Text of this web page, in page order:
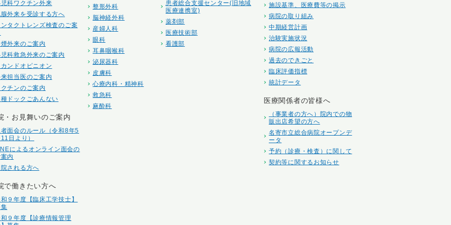
科ワクチン外来
外来を受診する方へ
タクトレンズ検査のご案
外来のご案内
科救急外来のご案内
ンドオピニオン
担当医のご案内
チンのご案内
ドックごあんない
・お見舞いのご案内
面会のルール（令和8年5
日より）
によるオンライン面会の
内
される方へ
で働きたい方へ
９年度【臨床工学技士】
９年度【診療情報管理
整形外科
脳神経外科
産婦人科
眼科
耳鼻咽喉科
泌尿器科
皮膚科
心療内科・精神科
救急科
麻酔科
患者総合支援センター(旧地域
医療連携室)
薬剤部
医療技術部
看護部
施設基準、医療費等の掲示
病院の取り組み
中期経営計画
治験実施状況
病院の広報活動
過去のできごと
臨床評価指標
統計データ
医療関係者の皆様へ
（事業者の方へ）院内での物
販出店希望の方へ
名寄市立総合病院オープンデ
ータ
予約（診療・検査）に関して
契約等に関するお知らせ